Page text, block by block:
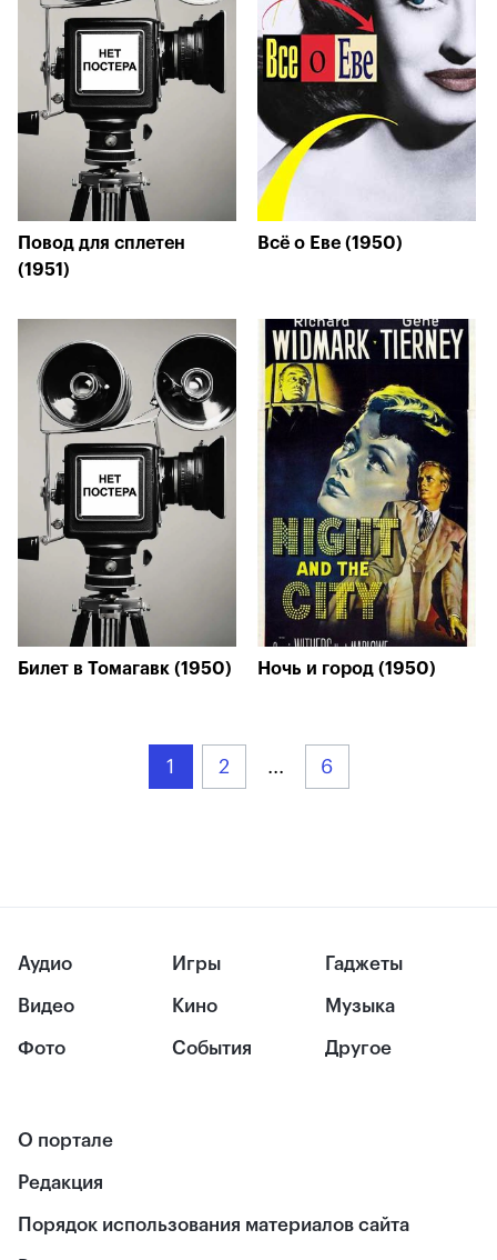
Повод для сплетен
(1951)
Всё о Еве (1950)
Билет в Томагавк (1950) Ночь и город (1950)
1 2 ... 6
Аудио
Видео
Фото
Игры
Кино
События
Гаджеты
Музыка
Другое
О портале
Редакция
Порядок использования материалов сайта